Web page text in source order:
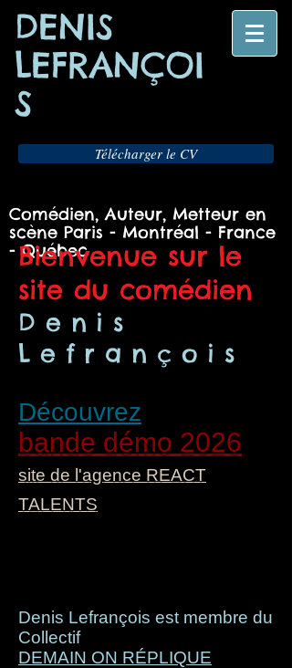
DENIS
LEFRANÇOI
S
Télécharger le CV
Comédien, Auteur, Metteur en
scène Paris - Montréal - France
- Québec
Bienvenue sur le
site du comédien
Denis
Lefrançois
Découvrez
bande démo 2026
site de l'agence REACT
TALENTS
Denis Lefrançois est membre du
Collectif
DEMAIN ON RÉPLIQUE